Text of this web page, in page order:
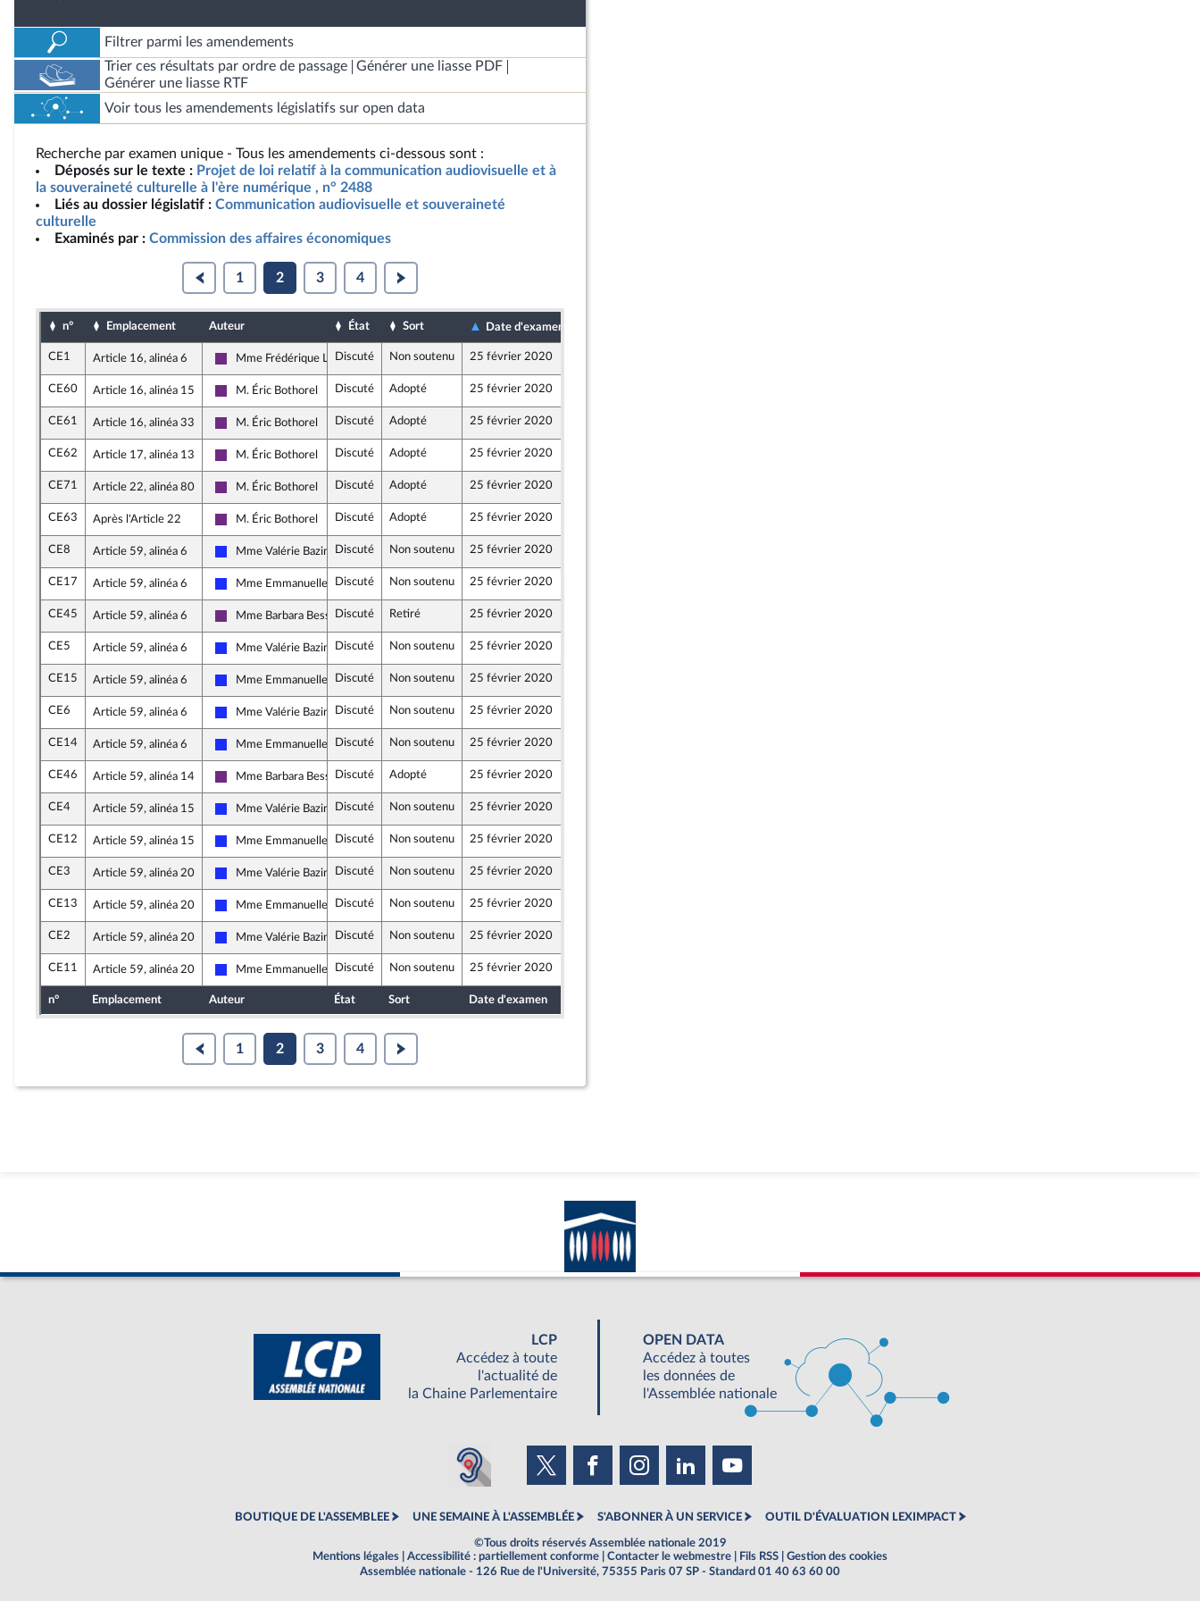
Filtrer parmi les amendements
Trier ces résultats par ordre de passage
Générer une liasse PDF
Générer une liasse RTF
Voir tous les amendements législatifs sur open data
Recherche par examen unique - Tous les amendements ci-dessous sont :
Déposés sur le texte : Projet de loi relatif à la communication audiovisuelle et à
la souveraineté culturelle à l'ère numérique , n° 2488
Liés au dossier législatif : Communication audiovisuelle et souveraineté
culturelle
Examinés par : Commission des affaires économiques
1 2 3 4
n° Emplacement Auteur État Sort Date d'examen
CE1 Article 16, alinéa 6
La République en Marche
Mme Frédérique LardetDiscuté Non soutenu 25 février 2020
CE60 Article 16, alinéa 15
La République en Marche
M. Éric Bothorel Discuté Adopté 25 février 2020
CE61 Article 16, alinéa 33
La République en Marche
M. Éric Bothorel Discuté Adopté 25 février 2020
CE62 Article 17, alinéa 13
La République en Marche
M. Éric Bothorel Discuté Adopté 25 février 2020
CE71 Article 22, alinéa 80
La République en Marche
M. Éric Bothorel Discuté Adopté 25 février 2020
CE63 Après l'Article 22
La République en Marche
M. Éric Bothorel Discuté Adopté 25 février 2020
CE8 Article 59, alinéa 6
Les Républicains
Mme Valérie Bazin-Malgras
Discuté Non soutenu 25 février 2020
CE17 Article 59, alinéa 6
Les Républicains
Mme Emmanuelle Anthoine
Discuté Non soutenu 25 février 2020
CE45 Article 59, alinéa 6
La République en Marche
Mme Barbara Bessot Ballot
Discuté Retiré 25 février 2020
CE5 Article 59, alinéa 6
Les Républicains
Mme Valérie Bazin-Malgras
Discuté Non soutenu 25 février 2020
CE15 Article 59, alinéa 6
Les Républicains
Mme Emmanuelle Anthoine
Discuté Non soutenu 25 février 2020
CE6 Article 59, alinéa 6
Les Républicains
Mme Valérie Bazin-Malgras
Discuté Non soutenu 25 février 2020
CE14 Article 59, alinéa 6
Les Républicains
Mme Emmanuelle Anthoine
Discuté Non soutenu 25 février 2020
CE46 Article 59, alinéa 14
La République en Marche
Mme Barbara Bessot Ballot
Discuté Adopté 25 février 2020
CE4 Article 59, alinéa 15
Les Républicains
Mme Valérie Bazin-Malgras
Discuté Non soutenu 25 février 2020
CE12 Article 59, alinéa 15
Les Républicains
Mme Emmanuelle Anthoine
Discuté Non soutenu 25 février 2020
CE3 Article 59, alinéa 20
Les Républicains
Mme Valérie Bazin-Malgras
Discuté Non soutenu 25 février 2020
CE13 Article 59, alinéa 20
Les Républicains
Mme Emmanuelle Anthoine
Discuté Non soutenu 25 février 2020
CE2 Article 59, alinéa 20
Les Républicains
Mme Valérie Bazin-Malgras
Discuté Non soutenu 25 février 2020
CE11 Article 59, alinéa 20
Les Républicains
Mme Emmanuelle Anthoine
Discuté Non soutenu 25 février 2020
n° Emplacement Auteur État Sort Date d'examen
1 2 3 4
LCP
Accédez à toute
l'actualité de
la Chaine Parlementaire
OPEN DATA
Accédez à toutes
les données de
l'Assemblée nationale
BOUTIQUE DE L'ASSEMBLEE UNE SEMAINE À L'ASSEMBLÉE S'ABONNER À UN SERVICE OUTIL D'ÉVALUATION LEXIMPACT
©Tous droits réservés Assemblée nationale 2019
Mentions légales
Accessibilité : partiellement conforme Contacter le webmestre Fils RSS
Gestion des cookies
Assemblée nationale - 126 Rue de l'Université, 75355 Paris 07 SP - Standard 01 40 63 60 00